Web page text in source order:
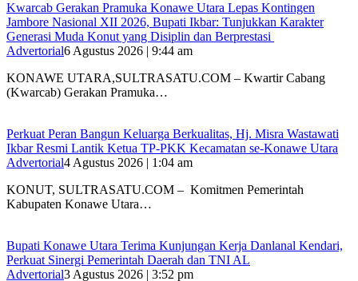
‎Kwarcab Gerakan Pramuka Konawe Utara Lepas Kontingen
Jambore Nasional XII 2026, Bupati Ikbar: Tunjukkan Karakter
Generasi Muda Konut yang Disiplin dan Berprestasi ‎
Advertorial6 Agustus 2026 | 9:44 am
KONAWE UTARA,SULTRASATU.COM – Kwartir Cabang
(Kwarcab) Gerakan Pramuka…
‎Perkuat Peran Bangun Keluarga Berkualitas, Hj. Misra Wastawati
Ikbar Resmi Lantik Ketua TP-PKK Kecamatan se-Konawe Utara
Advertorial4 Agustus 2026 | 1:04 am
‎KONUT, SULTRASATU.COM – Komitmen Pemerintah
Kabupaten Konawe Utara…
Bupati Konawe Utara Terima Kunjungan Kerja Danlanal Kendari,
Perkuat Sinergi Pemerintah Daerah dan TNI AL
Advertorial3 Agustus 2026 | 3:52 pm